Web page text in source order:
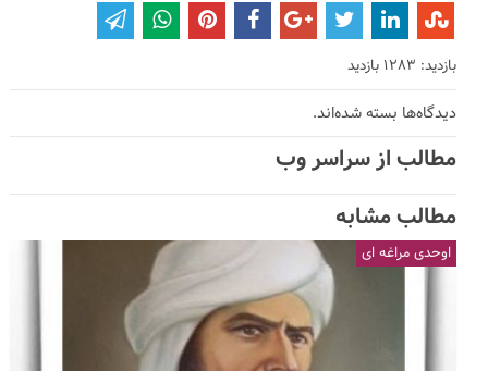
بازدید: 1283 بازدید
دیدگاه‌ها بسته شده‌اند.
مطالب از سراسر وب
مطالب مشابه
اوحدی مراغه ای